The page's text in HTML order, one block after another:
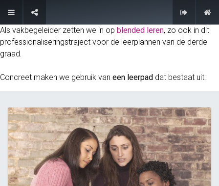
Als vakbegeleider zetten we in op blended leren, zo ook in dit
professionaliseringstraject voor de leerplannen van de derde
graad.
Concreet maken we gebruik van een leerpad dat bestaat uit: